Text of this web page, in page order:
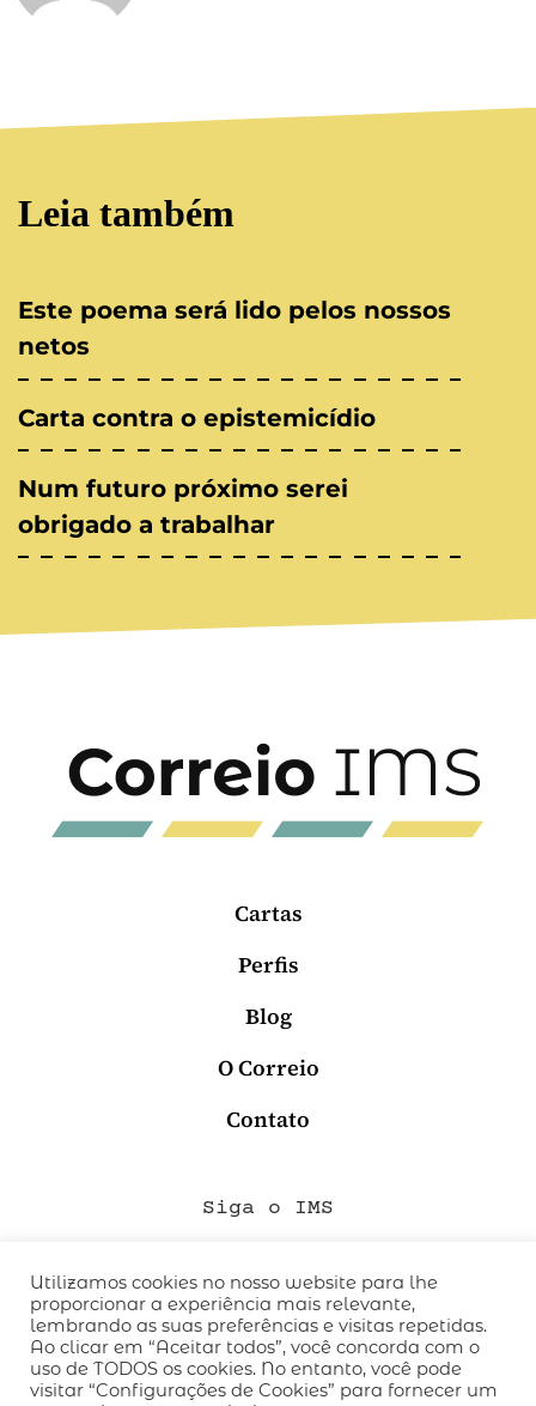
Leia também
Este poema será lido pelos nossos
netos
Carta contra o epistemicídio
Num futuro próximo serei
obrigado a trabalhar
Cartas
Perfis
Blog
O Correio
Contato
Siga o IMS
QUEM SOMOS
CÓDIGO DE CONDUTA
POLÍTICA DE PRIVACIDADE
Utilizamos cookies no nosso website para lhe
proporcionar a experiência mais relevante,
lembrando as suas preferências e visitas repetidas.
Ao clicar em “Aceitar todos”, você concorda com o
uso de TODOS os cookies. No entanto, você pode
visitar “Configurações de Cookies” para fornecer um